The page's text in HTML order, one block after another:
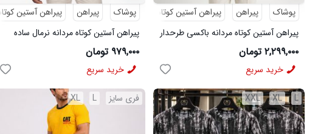
پوشاک
پیراهن پیراهن آستین کوتاه
طرحدار
پیراهن آستین کوتاه مردانه باکسی طرحدار
لینن سبز مدل 50971
۲,۲۹۹,۰۰۰ تومان
خرید سریع
پوشاک
پیراهن
پیراهن آستین کوتاه
پیراهن آستین کوتاه مردانه نرمال ساده
ویسکوز سبز مدل 50977
۹۷۹,۰۰۰ تومان
خرید سریع
L
XL
XXL فری سایز L
XL